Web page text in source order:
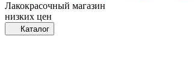
Лакокрасочный магазин
низких цен
Каталог